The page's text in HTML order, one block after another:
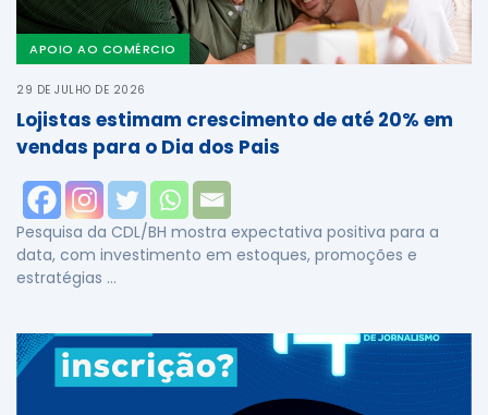
APOIO AO COMÉRCIO
29 DE JULHO DE 2026
Lojistas estimam crescimento de até 20% em
vendas para o Dia dos Pais
Pesquisa da CDL/BH mostra expectativa positiva para a
data, com investimento em estoques, promoções e
estratégias …